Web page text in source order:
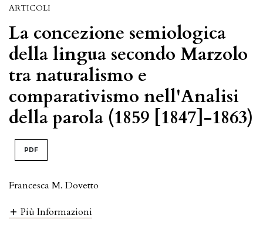
ARTICOLI
La concezione semiologica
della lingua secondo Marzolo
tra naturalismo e
comparativismo nell'Analisi
della parola (1859 [1847]-1863)
PDF
Francesca M. Dovetto
Più Informazioni